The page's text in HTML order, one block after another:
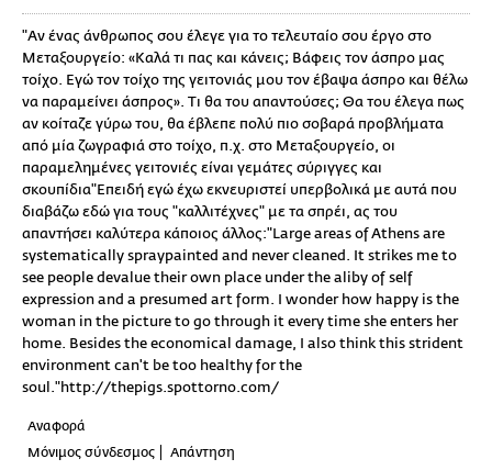
"Αν ένας άνθρωπος σου έλεγε για το τελευταίο σου έργο στο
Μεταξουργείο: «Καλά τι πας και κάνεις; Βάφεις τον άσπρο μας
τοίχο. Εγώ τον τοίχο της γειτονιάς μου τον έβαψα άσπρο και θέλω
να παραμείνει άσπρος». Τι θα του απαντούσες; Θα του έλεγα πως
αν κοίταζε γύρω του, θα έβλεπε πολύ πιο σοβαρά προβλήματα
από μία ζωγραφιά στο τοίχο, π.χ. στο Μεταξουργείο, οι
παραμελημένες γειτονιές είναι γεμάτες σύριγγες και
σκουπίδια"Επειδή εγώ έχω εκνευριστεί υπερβολικά με αυτά που
διαβάζω εδώ για τους "καλλιτέχνες" με τα σπρέι, ας του
απαντήσει καλύτερα κάποιος άλλος:"Large areas of Athens are
systematically spraypainted and never cleaned. It strikes me to
see people devalue their own place under the aliby of self
expression and a presumed art form. I wonder how happy is the
woman in the picture to go through it every time she enters her
home. Besides the economical damage, I also think this strident
environment can't be too healthy for the
soul."http://thepigs.spottorno.com/
Αναφορά
Μόνιμος σύνδεσμος
Απάντηση